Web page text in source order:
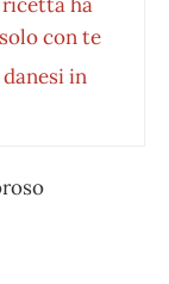
con te
in